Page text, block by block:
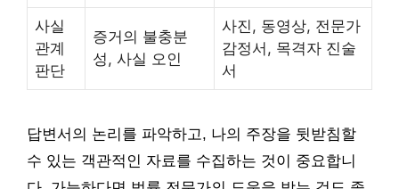
사실
관계
판단
증거의 불충분
성, 사실 오인
사진, 동영상, 전문가
감정서, 목격자 진술
서
답변서의 논리를 파악하고, 나의 주장을 뒷받침할
수 있는 객관적인 자료를 수집하는 것이 중요합니